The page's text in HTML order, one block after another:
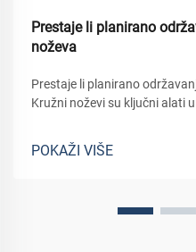
Prestaje li planirano
noževa
Prestaje li planirano
Kružni noževi su ključni alati
filma. Iznenadni kvar kružnog
slomljenom rubu, ek...
POKAŽI VIŠE